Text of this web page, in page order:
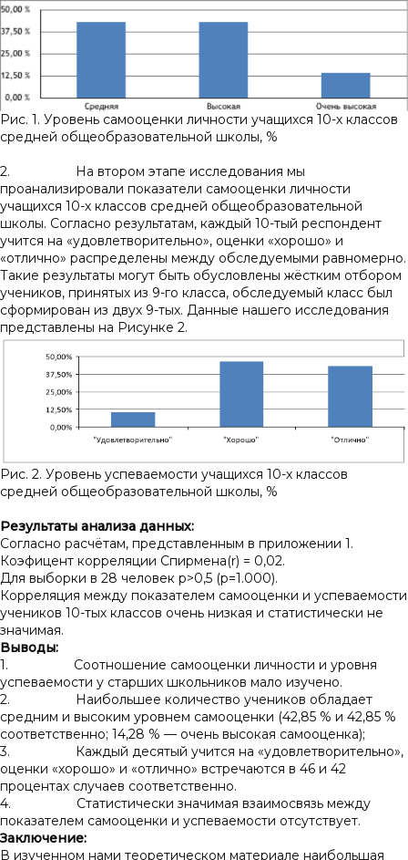
Рис. 1. Уровень самооценки личности учащихся 10-х классов
средней общеобразовательной школы, %
2. На втором этапе исследования мы
проанализировали показатели самооценки личности
учащихся 10-х классов средней общеобразовательной
школы. Согласно результатам, каждый 10-тый респондент
учится на «удовлетворительно», оценки «хорошо» и
«отлично» распределены между обследуемыми равномерно.
Такие результаты могут быть обусловлены жёстким отбором
учеников, принятых из 9-го класса, обследуемый класс был
сформирован из двух 9-тых. Данные нашего исследования
представлены на Рисунке 2.
Рис. 2. Уровень успеваемости учащихся 10-х классов
средней общеобразовательной школы, %
Результаты анализа данных:
Согласно расчётам, представленным в приложении 1.
Коэфицент корреляции Спирмена(r) = 0,02.
Для выборки в 28 человек p>0,5 (p=1.000).
Корреляция между показателем самооценки и успеваемости
учеников 10-тых классов очень низкая и статистически не
значимая.
Выводы:
1. Соотношение самооценки личности и уровня
успеваемости у старших школьников мало изучено.
2. Наибольшее количество учеников обладает
средним и высоким уровнем самооценки (42,85 % и 42,85 %
соответственно; 14,28 % — очень высокая самооценка);
3. Каждый десятый учится на «удовлетворительно»,
оценки «хорошо» и «отлично» встречаются в 46 и 42
процентах случаев соответственно.
4. Статистически значимая взаимосвязь между
показателем самооценки и успеваемости отсутствует.
Заключение:
В изученном нами теоретическом материале наибольшая